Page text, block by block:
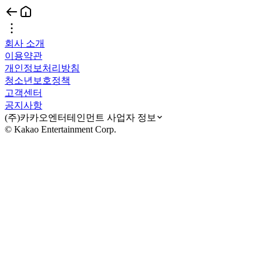
회사 소개
이용약관
개인정보처리방침
청소년보호정책
고객센터
공지사항
(주)카카오엔터테인먼트 사업자 정보
© Kakao Entertainment Corp.